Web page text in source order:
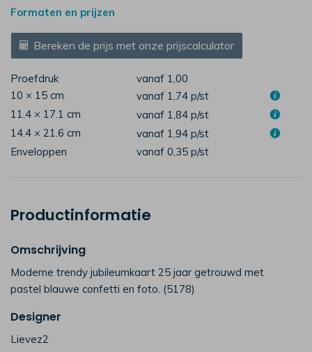
Formaten en prijzen
Bereken de prijs met onze prijscalculator
Proefdruk
vanaf 1,00
10 × 15 cm
vanaf 1,74 p/st
11.4 × 17.1 cm
vanaf 1,84 p/st
14.4 × 21.6 cm
vanaf 1,94 p/st
Enveloppen
vanaf 0,35 p/st
Productinformatie
Omschrijving
Moderne trendy jubileumkaart 25 jaar getrouwd met
pastel blauwe confetti en foto. (5178)
Designer
Lievez2